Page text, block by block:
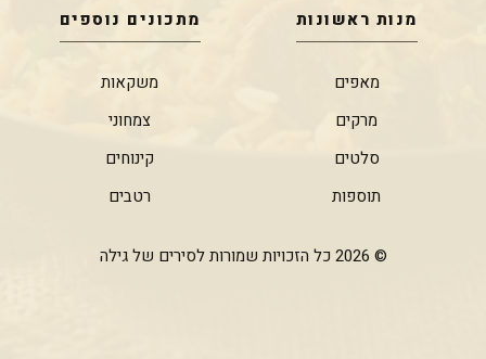
מנות ראשונות
מאפים
מרקים
סלטים
תוספות
מתכונים נוספים
משקאות
צמחוני
קינוחים
רטבים
© 2026 כל הזכויות שמורות לסירים של גילה